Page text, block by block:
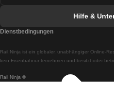
Züge von
Züge von Braga
Rail Ninja ®
Rail.Ninja ist ein globaler, unabhängiger Online-
kein Eisenbahnunternehmen und besitzt oder
Hilfe &
Dienstbedingungen